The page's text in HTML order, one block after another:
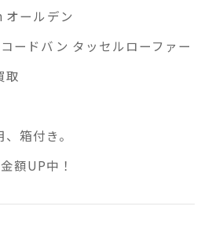
オールデン
ードバン タッセルローファー
取
箱付き。
額UP中！